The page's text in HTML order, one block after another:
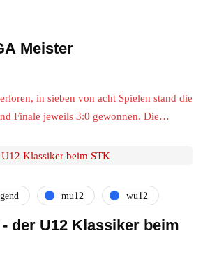
Meister
in sieben von acht Spielen stand die
Finale jeweils 3:0 gewonnen. Die…
mu12 wu12
der U12 Klassiker beim